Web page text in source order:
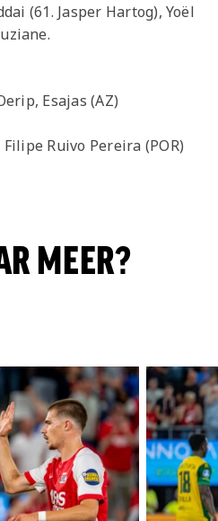
(61. Jasper Hartog), Yoël
Esajas (AZ)
Ruivo Pereira (POR)
MEER?